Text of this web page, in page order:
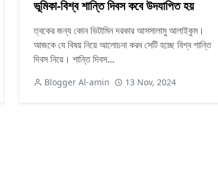
ভূমিকা-বিশ্ব শান্তি দিবস কবে উদযাপিত হয়
ত্বকের জন্য কোন ভিটামিন দরকার আসসালামু আলাইকুম।
আজকে যে বিষয় নিয়ে আলোচনা করব সেটি হচ্ছে বিশ্ব শান্তি
দিবস নিয়ে। শান্তি দিবস...
Blogger Al-amin 13 Nov, 2024